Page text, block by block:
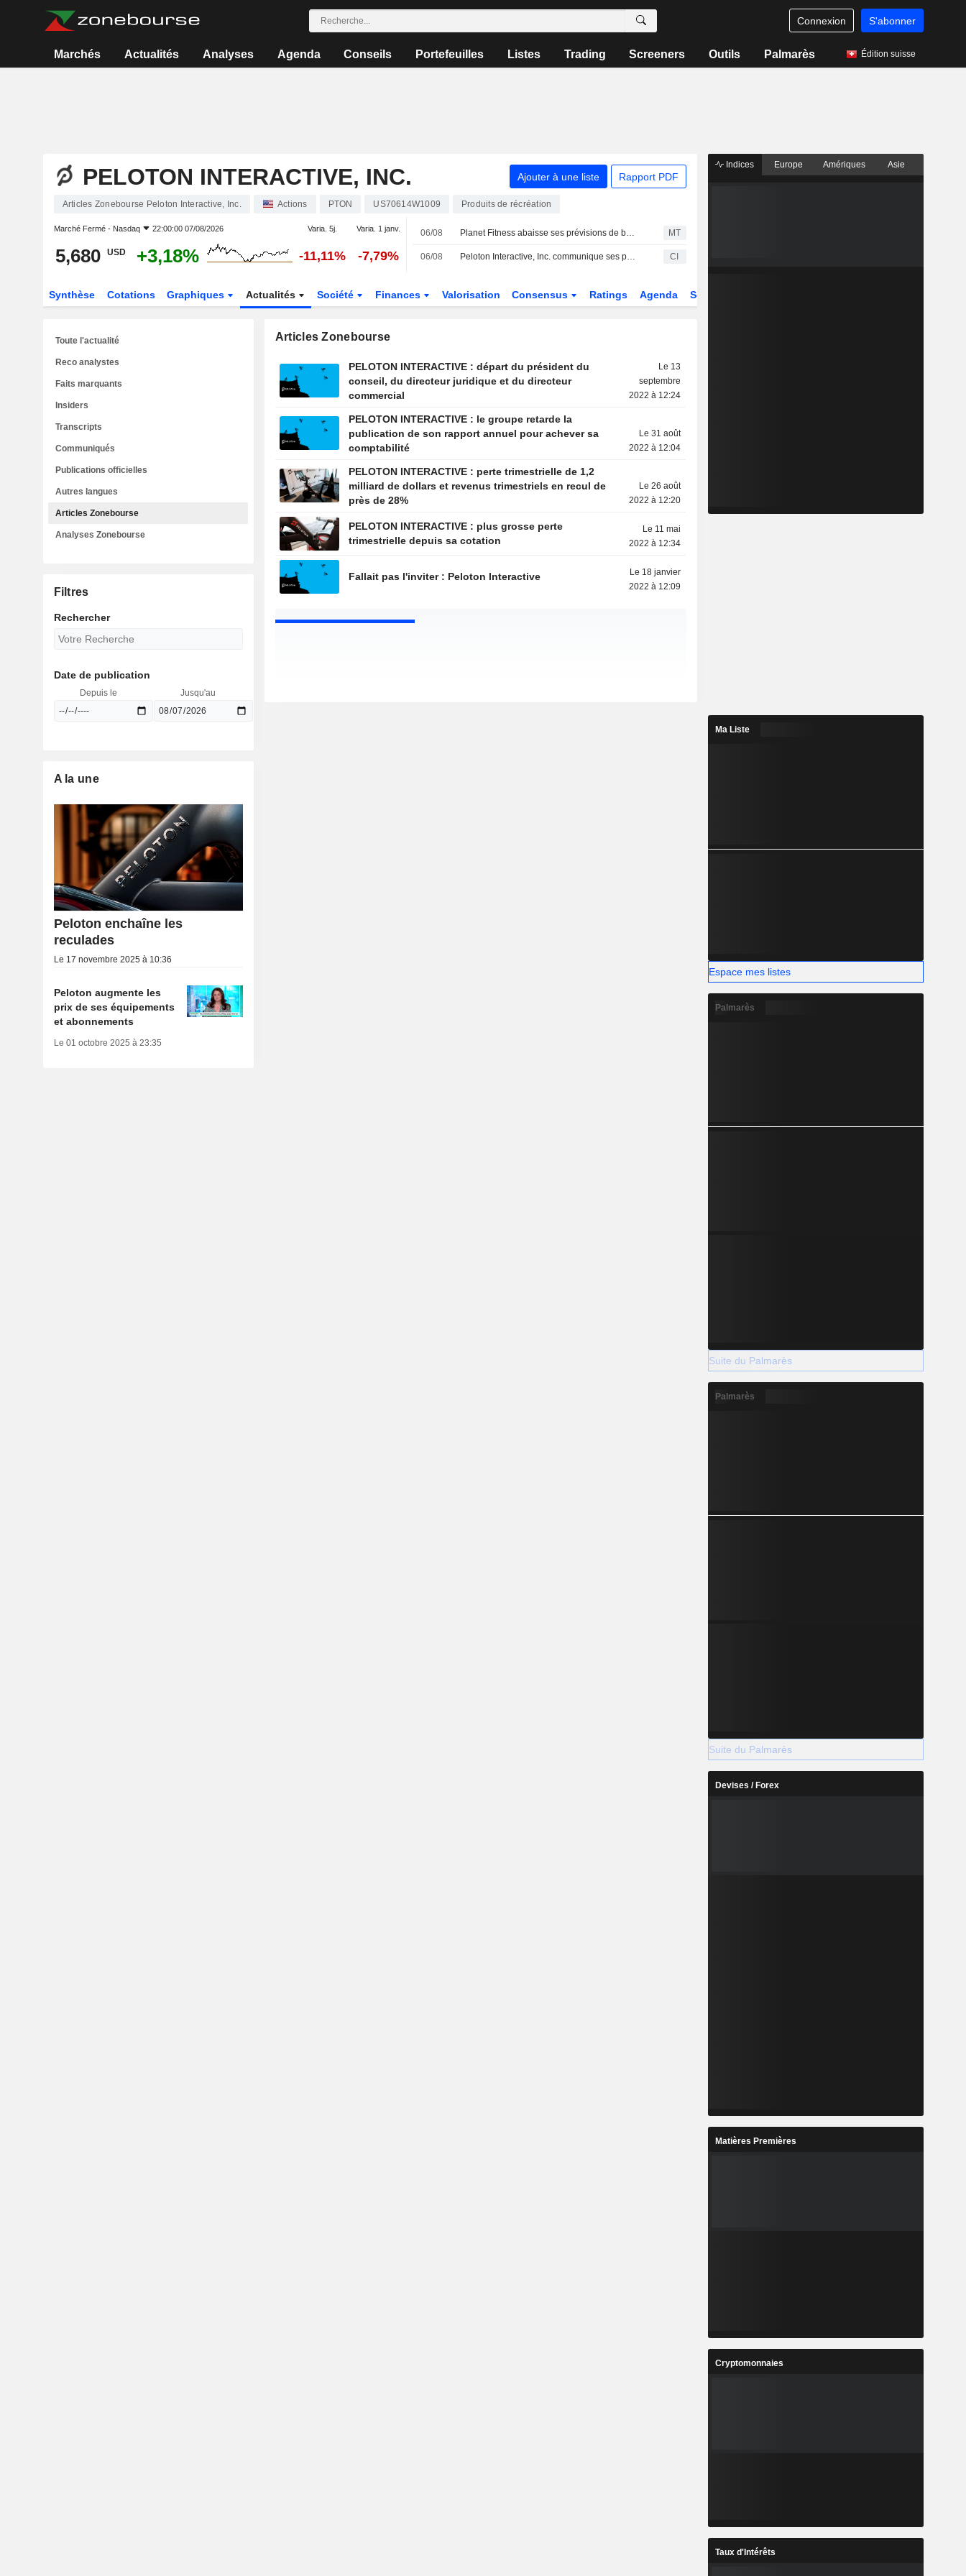
Connexion S'abonner
Marchés Actualités Analyses Agenda Conseils Portefeuilles Listes Trading Screeners Outils Palmarès Édition suisse
PELOTON INTERACTIVE, INC. Ajouter à une liste Rapport PDF
Articles Zonebourse Peloton Interactive, Inc. Actions PTON US70614W1009 Produits de récréation
Marché Fermé - Nasdaq 22:00:00 07/08/2026 Varia. 5j. Varia. 1 janv.
5,680 USD +3,18% -11,11% -7,79%
06/08 Planet Fitness abaisse ses prévisions de bénéfice ajusté ; Peloton publie des perspectives de chiffre d'affaires décevantes MT
06/08 Peloton Interactive, Inc. communique ses prévisions de résultats pour le premier trimestre et l'exercice annuel 2027 CI
Synthèse Cotations Graphiques Actualités Société Finances Valorisation Consensus Ratings Agenda Secteur
Articles Zonebourse
PELOTON INTERACTIVE : départ du président du
conseil, du directeur juridique et du directeur
commercial
Le 13
septembre
2022 à 12:24
PELOTON INTERACTIVE : le groupe retarde la
publication de son rapport annuel pour achever sa
comptabilité
Le 31 août
2022 à 12:04
PELOTON INTERACTIVE : perte trimestrielle de 1,2
milliard de dollars et revenus trimestriels en recul de
près de 28%
Le 26 août
2022 à 12:20
PELOTON INTERACTIVE : plus grosse perte
trimestrielle depuis sa cotation
Le 11 mai
2022 à 12:34
Fallait pas l'inviter : Peloton Interactive
Le 18 janvier
2022 à 12:09
Toute l'actualité
Reco analystes
Faits marquants
Insiders
Transcripts
Communiqués
Publications officielles
Autres langues
Articles Zonebourse
Analyses Zonebourse
Filtres
Rechercher
Date de publication
Depuis le Jusqu'au
A la une
Peloton enchaîne les
reculades
Le 17 novembre 2025 à 10:36
Peloton augmente les
prix de ses équipements
et abonnements
Le 01 octobre 2025 à 23:35
Indices Europe Amériques Asie
Ma Liste
Espace mes listes
Palmarès
Suite du Palmarès
Palmarès
Suite du Palmarès
Devises / Forex
Matières Premières
Cryptomonnaies
Taux d'Intérêts